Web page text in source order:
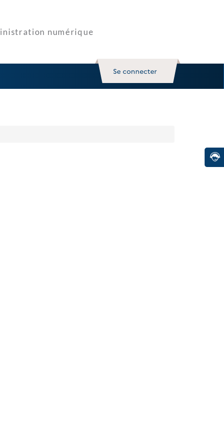
Se connecter